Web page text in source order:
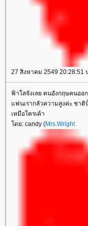
27 สิงหาคม 2549 20:28:51
ฟ้าใสจังเลย คนอังกฤษคนออ
แฟนเรากลัวความสูงค่ะ ชา
เหมือใครเค้า
โดย: candy (Mrs.Wright